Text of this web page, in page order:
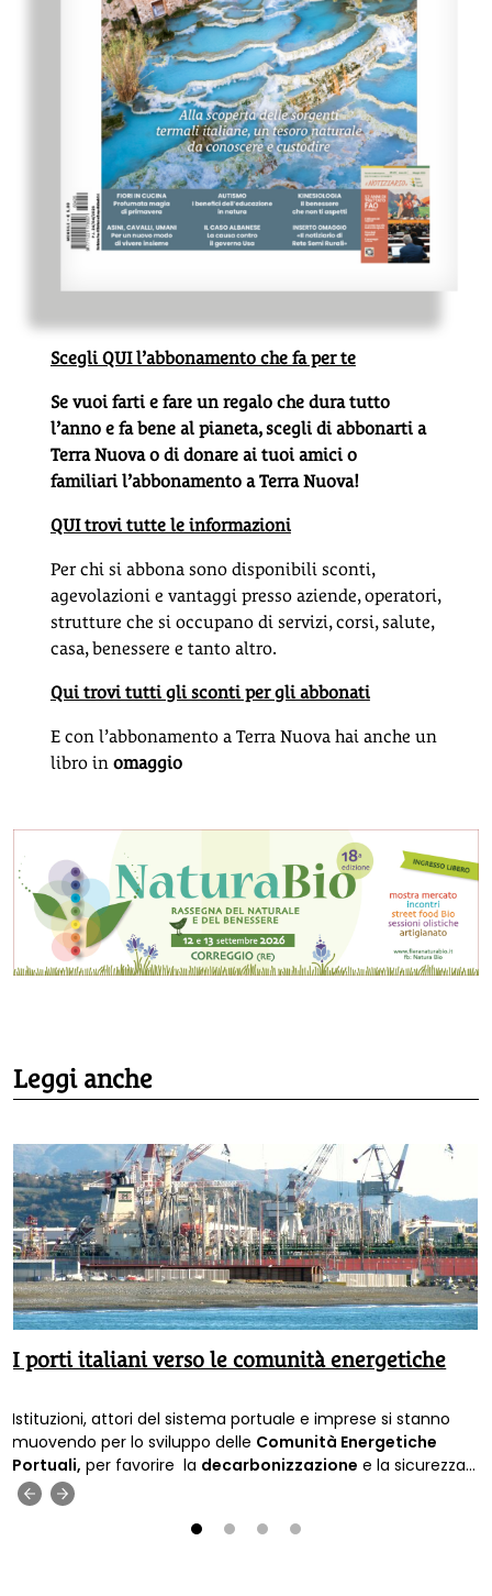
Scegli QUI l’abbonamento che fa per te
Se vuoi farti e fare un regalo che dura tutto
l’anno e fa bene al pianeta, scegli di abbonarti a
Terra Nuova o di donare ai tuoi amici o
familiari l’abbonamento a Terra Nuova!
QUI trovi tutte le informazioni
Per chi si abbona sono disponibili sconti,
agevolazioni e vantaggi presso aziende, operatori,
strutture che si occupano di servizi, corsi, salute,
casa, benessere e tanto altro.
Qui trovi tutti gli sconti per gli abbonati
E con l’abbonamento a Terra Nuova hai anche un
libro in omaggio
Leggi anche
I porti italiani verso le comunità energetiche
Istituzioni, attori del sistema portuale e imprese si stanno
muovendo per lo sviluppo delle Comunità Energetiche
Portuali, per favorire la decarbonizzazione e la sicurezza
energetica.